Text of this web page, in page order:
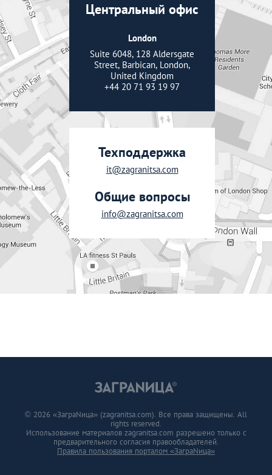
Центральный офис
London
Suite 6048, 128 Aldersgate
Street, Barbican, London,
United Kingdom
+44 20 71 93 19 97
Техподдержка
it@zagranitsa.com
Общие вопросы
info@zagranitsa.com
© 2026 «ЗаграNица» (zagranitsa.com). Все права защищены. All
rights reserved.
Использование материалов zagranitsa.com разрешено только с
предварительного согласия правообладателей.
Правила пользования порталом «ЗаграNица»